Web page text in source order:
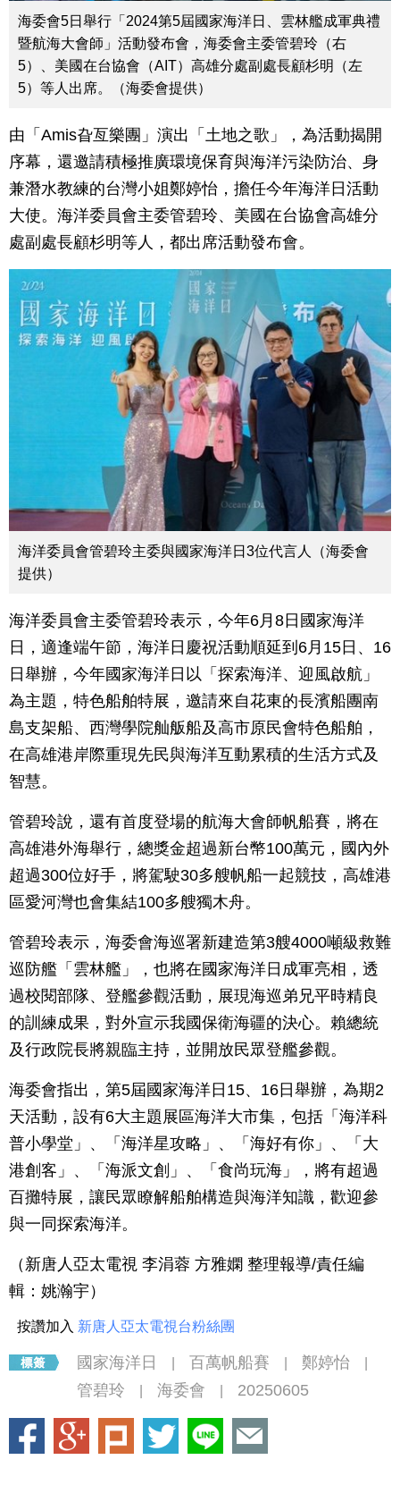
海委會5日舉行「2024第5屆國家海洋日、雲林艦成軍典禮
暨航海大會師」活動發布會，海委會主委管碧玲（右
5）、美國在台協會（AIT）高雄分處副處長顧杉明（左
5）等人出席。（海委會提供）
由「Amis旮亙樂團」演出「土地之歌」，為活動揭開
序幕，還邀請積極推廣環境保育與海洋污染防治、身
兼潛水教練的台灣小姐鄭婷怡，擔任今年海洋日活動
大使。海洋委員會主委管碧玲、美國在台協會高雄分
處副處長顧杉明等人，都出席活動發布會。
海洋委員會管碧玲主委與國家海洋日3位代言人（海委會
提供）
海洋委員會主委管碧玲表示，今年6月8日國家海洋
日，適逢端午節，海洋日慶祝活動順延到6月15日、16
日舉辦，今年國家海洋日以「探索海洋、迎風啟航」
為主題，特色船舶特展，邀請來自花東的長濱船團南
島支架船、西灣學院舢舨船及高市原民會特色船舶，
在高雄港岸際重現先民與海洋互動累積的生活方式及
智慧。
管碧玲說，還有首度登場的航海大會師帆船賽，將在
高雄港外海舉行，總獎金超過新台幣100萬元，國內外
超過300位好手，將駕駛30多艘帆船一起競技，高雄港
區愛河灣也會集結100多艘獨木舟。
管碧玲表示，海委會海巡署新建造第3艘4000噸級救難
巡防艦「雲林艦」，也將在國家海洋日成軍亮相，透
過校閱部隊、登艦參觀活動，展現海巡弟兄平時精良
的訓練成果，對外宣示我國保衛海疆的決心。賴總統
及行政院長將親臨主持，並開放民眾登艦參觀。
海委會指出，第5屆國家海洋日15、16日舉辦，為期2
天活動，設有6大主題展區海洋大市集，包括「海洋科
普小學堂」、「海洋星攻略」、「海好有你」、「大
港創客」、「海派文創」、「食尚玩海」，將有超過
百攤特展，讓民眾瞭解船舶構造與海洋知識，歡迎參
與一同探索海洋。
（新唐人亞太電視 李涓蓉 方雅嫻 整理報導/責任編
輯： 姚瀚宇 ）
按讚加入 新唐人亞太電視台粉絲團
國家海洋日 百萬帆船賽 鄭婷怡
管碧玲 海委會 20250605